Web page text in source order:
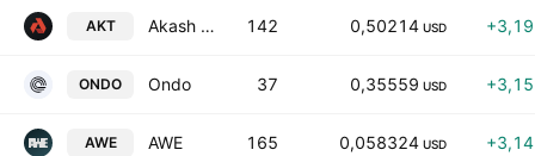
AKT Akash Network 142 0,50214 USD
ONDO Ondo 37 0,35559 USD
AWE AWE 165 0,058324 USD